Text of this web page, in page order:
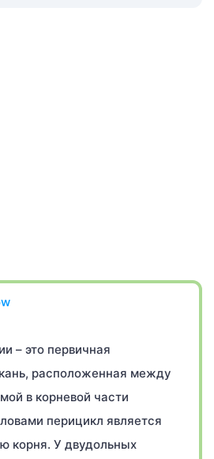
– это первичная
расположенная между
в корневой части
перицикл является
корня. У двудольных